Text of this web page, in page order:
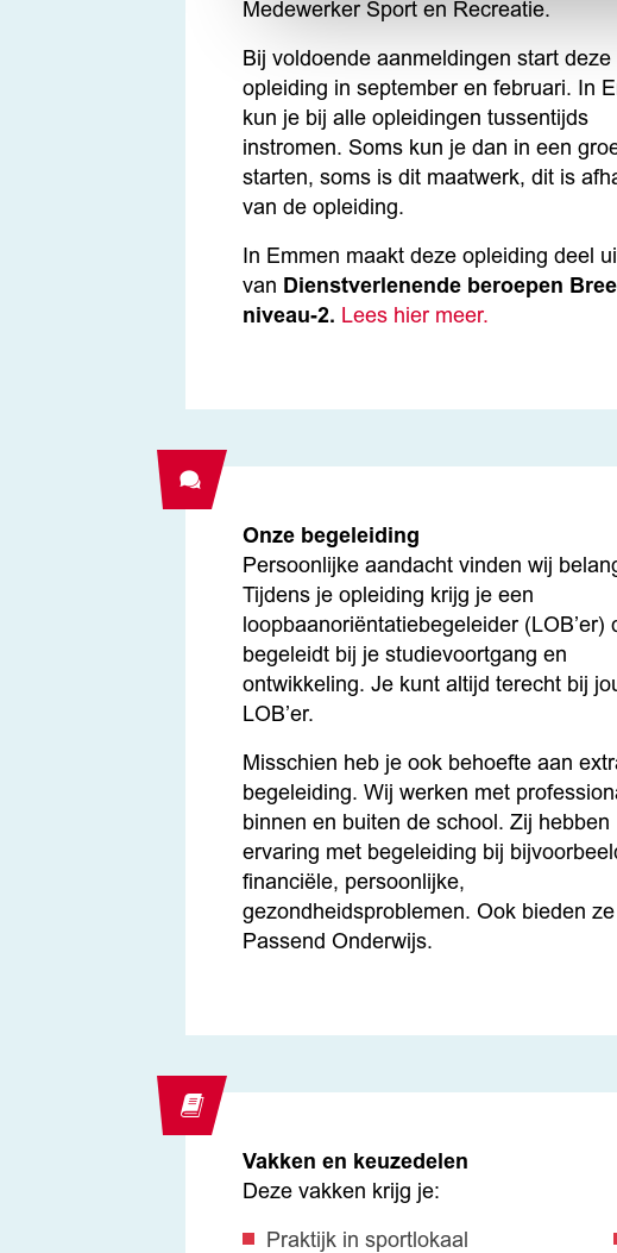
Medewerker Sport en Recreatie.
Bij voldoende aanmeldingen start deze
opleiding in september en februari. In
kun je bij alle opleidingen tussentijds
instromen. Soms kun je dan in een
starten, soms is dit maatwerk, dit is
van de opleiding.
In Emmen maakt deze opleiding deel
van Dienstverlenende beroepen
niveau-2. Lees hier meer.
Onze begeleiding
Persoonlijke aandacht vinden wij
Tijdens je opleiding krijg je een
loopbaanoriëntatiebegeleider (LOB’er)
begeleidt bij je studievoortgang en
ontwikkeling. Je kunt altijd terecht bij
LOB’er.
Misschien heb je ook behoefte aan
begeleiding. Wij werken met
binnen en buiten de school. Zij hebben
ervaring met begeleiding bij
financiële, persoonlijke,
gezondheidsproblemen. Ook bieden
Passend Onderwijs.
Vakken en keuzedelen
Deze vakken krijg je:
Praktijk in sportlokaal